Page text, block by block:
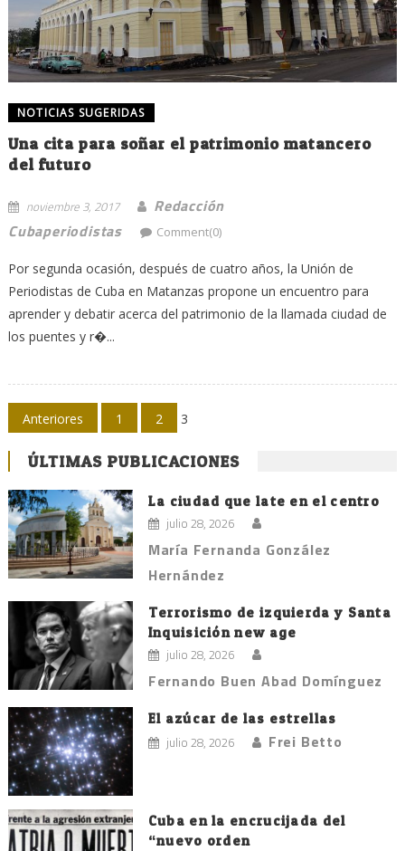
NOTICIAS SUGERIDAS
Una cita para soñar el patrimonio matancero
del futuro
noviembre 3, 2017
Redacción
Cubaperiodistas
Comment(0)
Por segunda ocasión, después de cuatro años, la Unión de
Periodistas de Cuba en Matanzas propone un encuentro para
aprender y debatir acerca del patrimonio de la llamada ciudad de
los puentes y r�...
Navegación
de
entradas
Anteriores 1 2 3
ÚLTIMAS PUBLICACIONES
La ciudad que late en el centro
julio 28, 2026
María Fernanda González
Hernández
Terrorismo de izquierda y Santa
Inquisición new age
julio 28, 2026
Fernando Buen Abad Domínguez
El azúcar de las estrellas
julio 28, 2026 Frei Betto
Cuba en la encrucijada del
“nuevo orden